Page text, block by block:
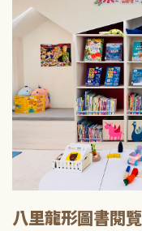
八里龍形圖書閱